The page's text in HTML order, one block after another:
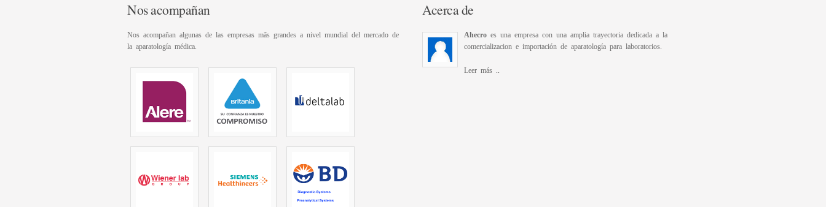
Nos acompañan
Nos acompañan algunas de las empresas mãs grandes a nivel mundial del mercado de
la aparatología médica.
Acerca de
Ahecro es una empresa con una amplia trayectoria dedicada a la
comercializacion e importación de aparatología para laboratorios.
Leer más